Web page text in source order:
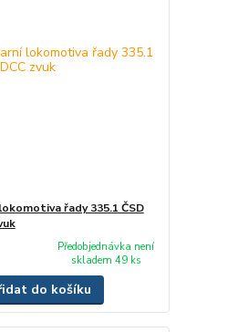
řady 335.1 ČSD
Předobjednávka není
skladem 49 ks
do košíku